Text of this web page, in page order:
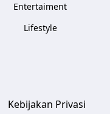
Entertaiment
Lifestyle
Kebijakan Privasi